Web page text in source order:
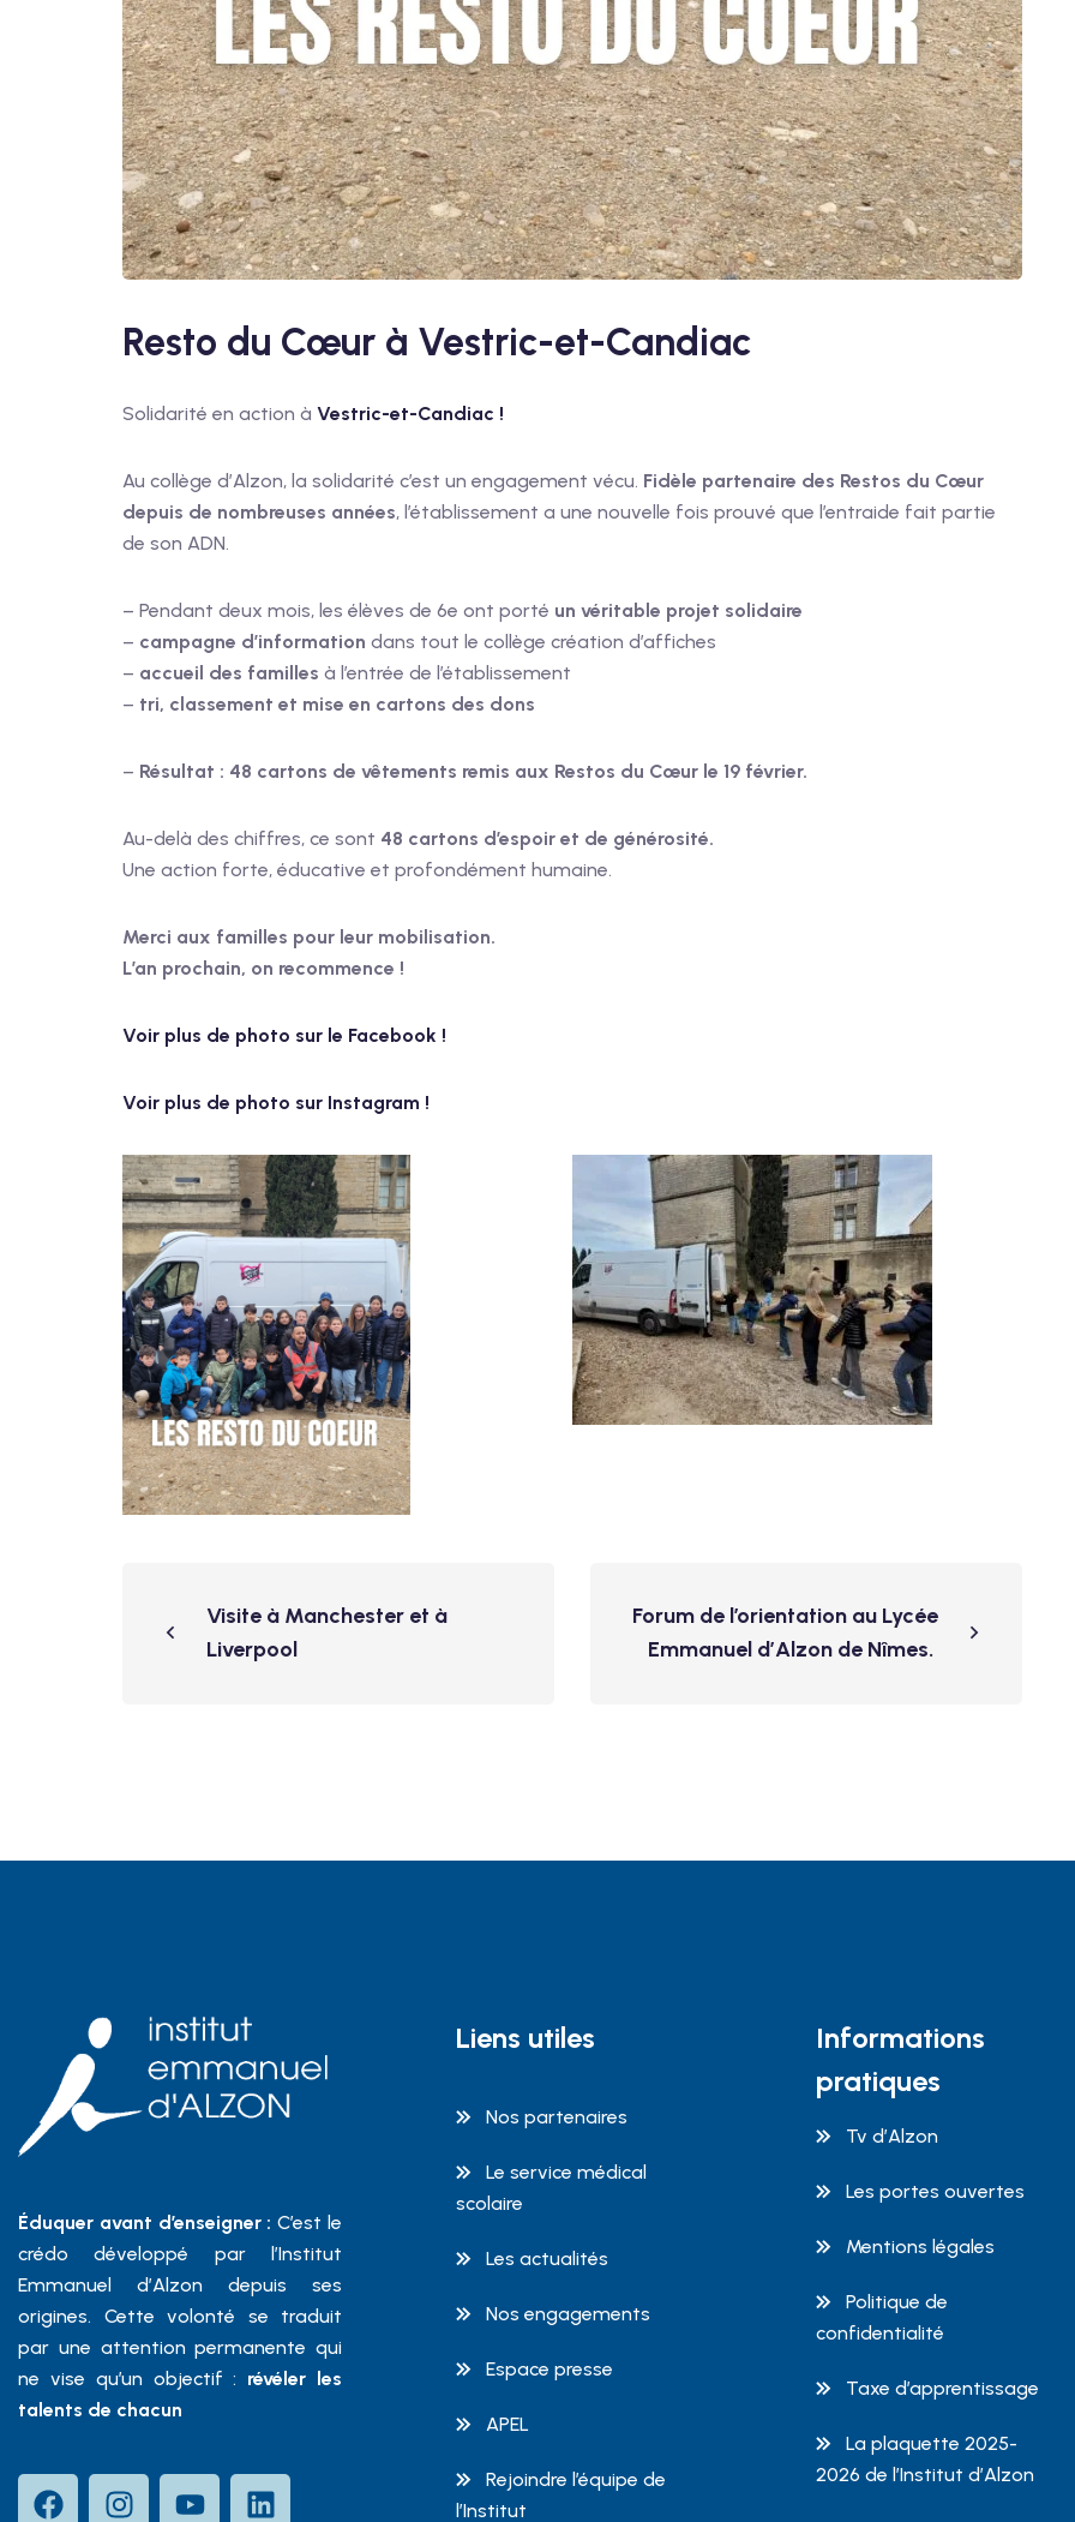
Resto du Cœur à Vestric-et-Candiac
Solidarité en action à Vestric-et-Candiac !
Au collège d’Alzon, la solidarité c’est un engagement vécu. Fidèle partenaire des Restos du Cœur
depuis de nombreuses années, l’établissement a une nouvelle fois prouvé que l’entraide fait partie
de son ADN.
– Pendant deux mois, les élèves de 6e ont porté un véritable projet solidaire
– campagne d’information dans tout le collège création d’affiches
– accueil des familles à l’entrée de l’établissement
– tri, classement et mise en cartons des dons
– Résultat : 48 cartons de vêtements remis aux Restos du Cœur le 19 février.
Au-delà des chiffres, ce sont 48 cartons d’espoir et de générosité.
Une action forte, éducative et profondément humaine.
Merci aux familles pour leur mobilisation.
L’an prochain, on recommence !
Voir plus de photo sur le Facebook !
Voir plus de photo sur Instagram !
Visite à Manchester et à
Liverpool
Forum de l’orientation au Lycée
Emmanuel d’Alzon de Nîmes.
Éduquer avant d’enseigner : C’est le
crédo développé par l’Institut
Emmanuel d’Alzon depuis ses
origines. Cette volonté se traduit
par une attention permanente qui
ne vise qu’un objectif : révéler les
talents de chacun
Liens utiles
Nos partenaires
Le service médical
scolaire
Les actualités
Nos engagements
Espace presse
APEL
Rejoindre l’équipe de
l’Institut
Informations
pratiques
Tv d’Alzon
Les portes ouvertes
Mentions légales
Politique de
confidentialité
Taxe d’apprentissage
La plaquette 2025-
2026 de l’Institut d’Alzon